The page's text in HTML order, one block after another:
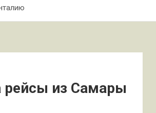
рейсы из Самары